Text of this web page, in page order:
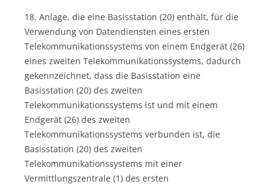
18. Anlage, die eine Basisstation (20) enthält, für die
Verwendung von Datendiensten eines ersten
Telekommunikationssystems von einem Endgerät (26)
eines zweiten Telekommunikationssystems, dadurch
gekennzeichnet, dass die Basisstation eine
Basisstation (20) des zweiten
Telekommunikationssystems ist und mit einem
Endgerät (26) des zweiten
Telekommunikationssystems verbunden ist, die
Basisstation (20) des zweiten
Telekommunikationssystems mit einer
Vermittlungszentrale (1) des ersten